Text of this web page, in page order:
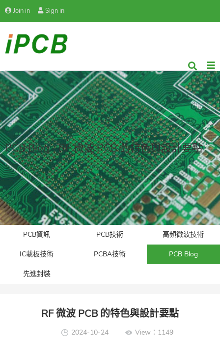
Join in Sign in
PCB Blog - RF 微波 PCB 的特色與設計要點
PCB資訊 PCB技術 高頻微波技術
IC載板技術 PCBA技術 PCB Blog
先進封裝​
RF 微波 PCB 的特色與設計要點
2024-10-24
View：1149